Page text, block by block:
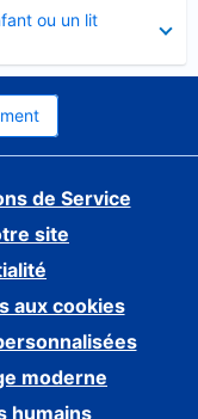
ou un lit
de Service
site
aux cookies
moderne
humains